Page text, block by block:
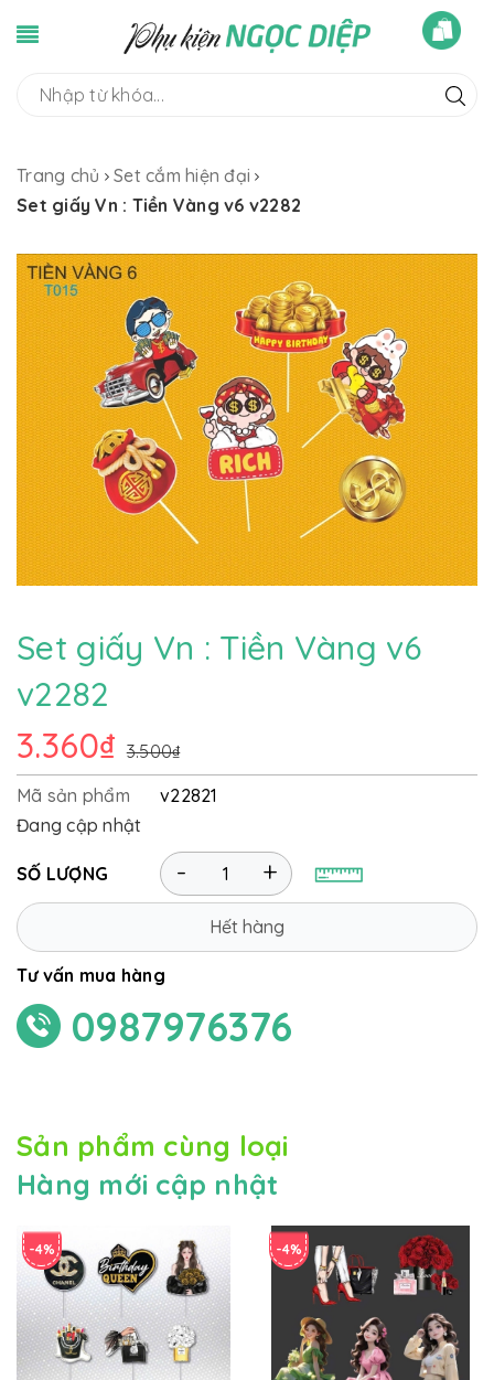
Trang chủ
Set cắm hiện đại
Set giấy Vn : Tiền Vàng v6 v2282
Set giấy Vn : Tiền Vàng v6
v2282
3.360₫ 3.500₫
Mã sản phẩm
v22821
Đang cập nhật
SỐ LƯỢNG +
-
Hết hàng
Tư vấn mua hàng
0987976376
Sản phẩm cùng loại
Hàng mới cập nhật
-4% -4%